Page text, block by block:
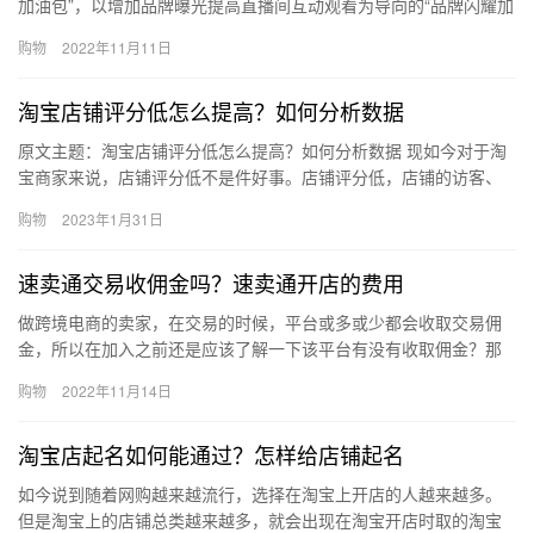
加油包”，以增加品牌曝光提高直播间互动观看为导向的“品牌闪耀加
购物 2022年11月11日
淘宝店铺评分低怎么提高？如何分析数据
原文主题：淘宝店铺评分低怎么提高？如何分析数据 现如今对于淘
宝商家来说，店铺评分低不是件好事。店铺评分低，店铺的访客、
宝店…
购物 2023年1月31日
速卖通交易收佣金吗？速卖通开店的费用
做跨境电商的卖家，在交易的时候，平台或多或少都会收取交易佣
金，所以在加入之前还是应该了解一下该平台有没有收取佣金？那
容。 …
购物 2022年11月14日
淘宝店起名如何能通过？怎样给店铺起名
如今说到随着网购越来越流行，选择在淘宝上开店的人越来越多。
但是淘宝上的店铺总类越来越多，就会出现在淘宝开店时取的淘宝